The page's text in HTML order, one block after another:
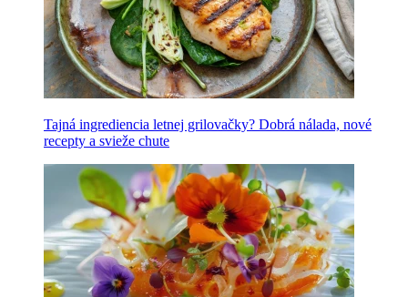
Tajná ingrediencia letnej grilovačky? Dobrá nálada, nové
recepty a svieže chute